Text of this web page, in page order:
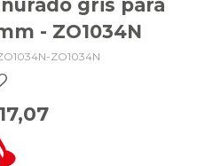
gris para
- ZO1034N
ZO1034N
17,07